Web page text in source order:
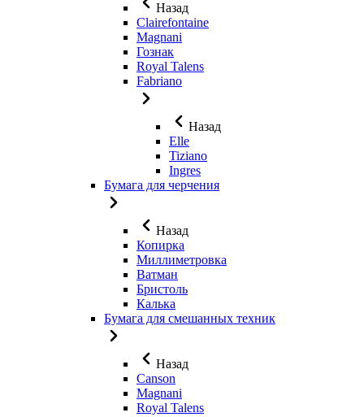
Назад
Clairefontaine
Magnani
Гознак
Royal Talens
Fabriano
Назад
Elle
Tiziano
Ingres
Бумага для черчения
Назад
Копирка
Миллиметровка
Ватман
Бристоль
Калька
Бумага для смешанных техник
Назад
Canson
Magnani
Royal Talens